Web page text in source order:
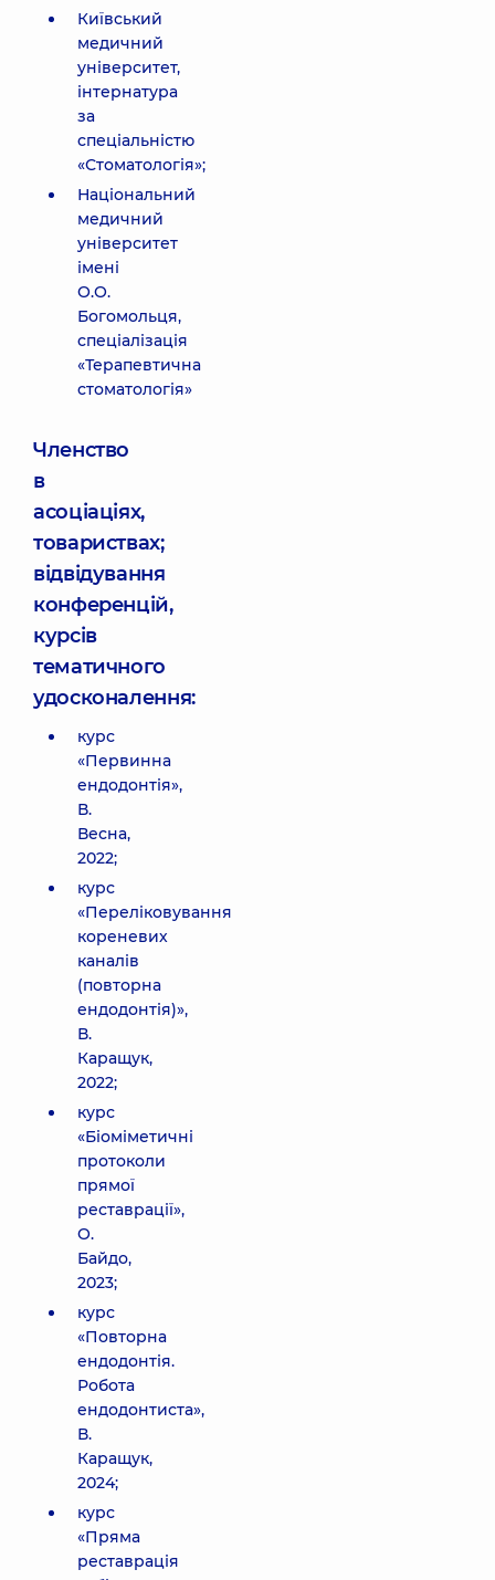
Київський
медичний
університет,
інтернатура
за
спеціальністю
«Стоматологія»;
Національний
медичний
університет
імені
О.О.
Богомольця,
спеціалізація
«Терапевтична
стоматологія»
Членство
в
асоціаціях,
товариствах;
відвідування
конференцій,
курсів
тематичного
удосконалення:
курс
«Первинна
ендодонтія»,
В.
Весна,
2022;
курс
«Переліковування
кореневих
каналів
(повторна
ендодонтія)»,
В.
Каращук,
2022;
курс
«Біоміметичні
протоколи
прямої
реставрації»,
О.
Байдо,
2023;
курс
«Повторна
ендодонтія.
Робота
ендодонтиста»,
В.
Каращук,
2024;
курс
«Пряма
реставрація